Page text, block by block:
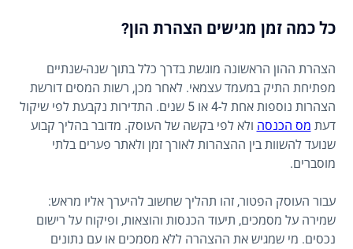
כל כמה זמן מגישים הצהרת הון?
הצהרת ההון הראשונה מוגשת בדרך כלל בתוך שנה-שנתיים
מפתיחת התיק במעמד עצמאי. לאחר מכן, רשות המסים דורשת
הצהרות נוספות אחת ל-4 או 5 שנים. התדירות נקבעת לפי שיקול
דעת מס הכנסה ולא לפי בקשה של העוסק. מדובר בהליך קבוע
שנועד להשוות בין ההצהרות לאורך זמן ולאתר פערים בלתי
מוסברים.
עבור העוסק הפטור, זהו תהליך שחשוב להיערך אליו מראש:
שמירה על מסמכים, תיעוד הכנסות והוצאות, ופיקוח על רישום
נכסים. מי שמגיש את ההצהרה ללא מסמכים או עם נתונים